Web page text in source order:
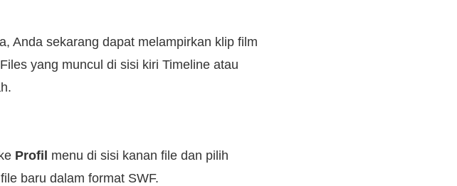
Anda sekarang dapat melampirkan klip film
yang muncul di sisi kiri Timeline atau
Profil menu di sisi kanan file dan pilih
baru dalam format SWF.